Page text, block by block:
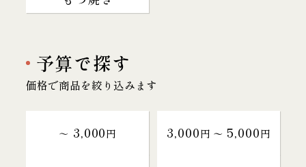
予算で探す
価格で商品を絞り込みます
～ 3,000円 3,000円 〜 5,000円